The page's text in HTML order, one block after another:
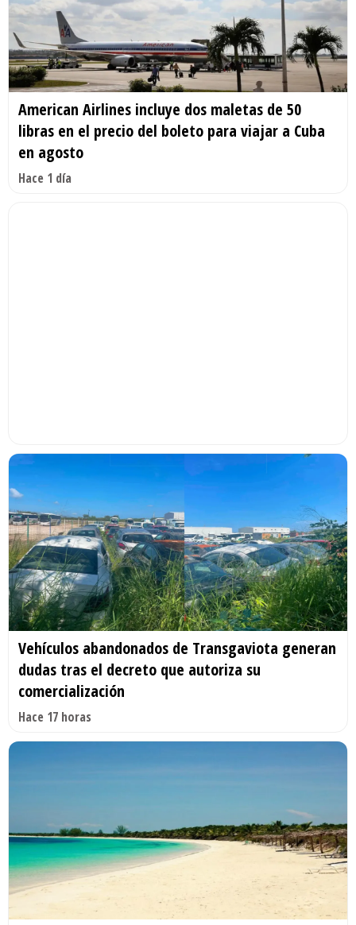
American Airlines incluye dos maletas de 50
libras en el precio del boleto para viajar a Cuba
en agosto
Hace 1 día
Vehículos abandonados de Transgaviota generan
dudas tras el decreto que autoriza su
comercialización
Hace 17 horas